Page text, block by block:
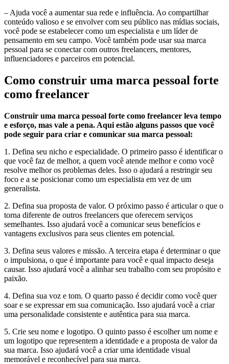
– Ajuda você a aumentar sua rede e influência. Ao compartilhar
conteúdo valioso e se envolver com seu público nas mídias sociais,
você pode se estabelecer como um especialista e um líder de
pensamento em seu campo. Você também pode usar sua marca
pessoal para se conectar com outros freelancers, mentores,
influenciadores e parceiros em potencial.
Como construir uma marca pessoal forte
como freelancer
Construir uma marca pessoal forte como freelancer leva tempo
e esforço, mas vale a pena. Aqui estão alguns passos que você
pode seguir para criar e comunicar sua marca pessoal:
1. Defina seu nicho e especialidade. O primeiro passo é identificar o
que você faz de melhor, a quem você atende melhor e como você
resolve melhor os problemas deles. Isso o ajudará a restringir seu
foco e a se posicionar como um especialista em vez de um
generalista.
2. Defina sua proposta de valor. O próximo passo é articular o que o
torna diferente de outros freelancers que oferecem serviços
semelhantes. Isso ajudará você a comunicar seus benefícios e
vantagens exclusivos para seus clientes em potencial.
3. Defina seus valores e missão. A terceira etapa é determinar o que
o impulsiona, o que é importante para você e qual impacto deseja
causar. Isso ajudará você a alinhar seu trabalho com seu propósito e
paixão.
4. Defina sua voz e tom. O quarto passo é decidir como você quer
soar e se expressar em sua comunicação. Isso ajudará você a criar
uma personalidade consistente e autêntica para sua marca.
5. Crie seu nome e logotipo. O quinto passo é escolher um nome e
um logotipo que representem a identidade e a proposta de valor da
sua marca. Isso ajudará você a criar uma identidade visual
memorável e reconhecível para sua marca.